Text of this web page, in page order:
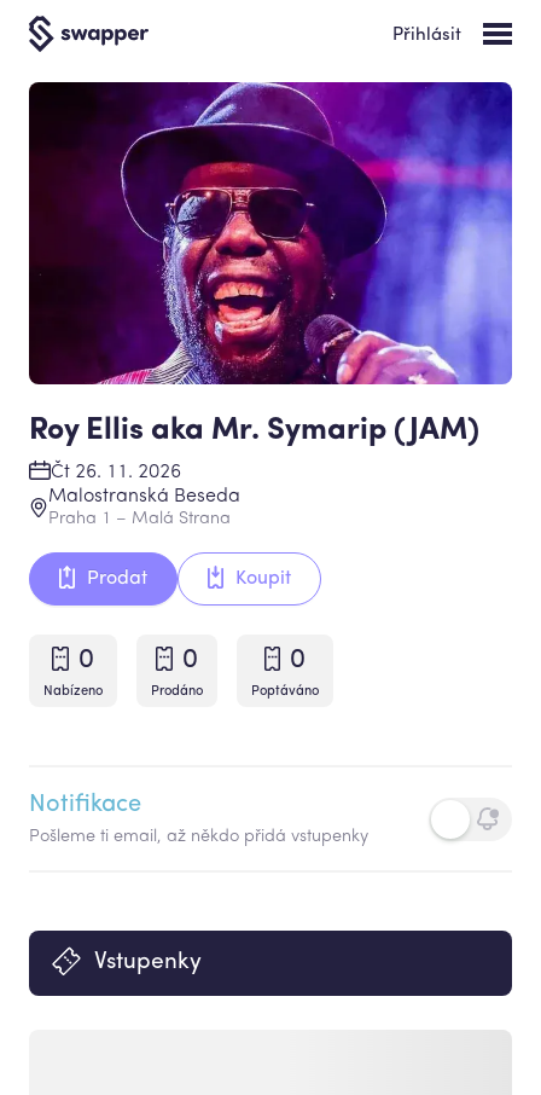
Přihlásit
Roy Ellis aka Mr. Symarip (JAM)
Čt 26. 11. 2026
Malostranská Beseda
Praha 1 – Malá Strana
Prodat Koupit
0
Nabízeno
0
Prodáno
0
Poptáváno
Notifikace
Pošleme ti email, až někdo přidá vstupenky
Vstupenky